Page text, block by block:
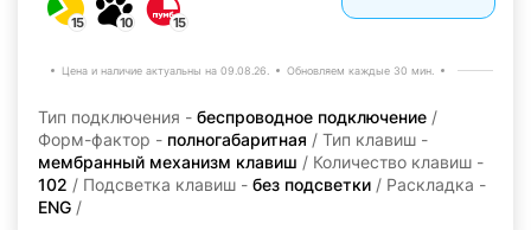
15 10 15
Цена и наличие актуальны на 09.08.26. Обновляем каждые 30 мин.
Тип подключения - беспроводное подключение /
Форм-фактор - полногабаритная / Тип клавиш -
мембранный механизм клавиш / Количество клавиш -
102 / Подсветка клавиш - без подсветки / Раскладка -
ENG /